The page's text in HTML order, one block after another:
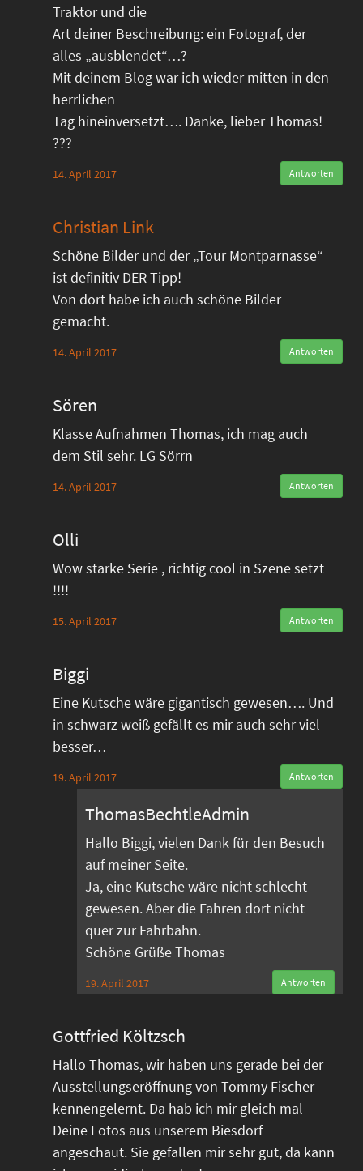
Traktor und die
Art deiner Beschreibung: ein Fotograf, der
alles „ausblendet“…?
Mit deinem Blog war ich wieder mitten in den
herrlichen
Tag hineinversetzt…. Danke, lieber Thomas!
???
14. April 2017 Antworten
Christian Link
Schöne Bilder und der „Tour Montparnasse“
ist definitiv DER Tipp!
Von dort habe ich auch schöne Bilder
gemacht.
14. April 2017 Antworten
Sören
Klasse Aufnahmen Thomas, ich mag auch
dem Stil sehr. LG Sörrn
14. April 2017 Antworten
Olli
Wow starke Serie , richtig cool in Szene setzt
!!!!
15. April 2017 Antworten
Biggi
Eine Kutsche wäre gigantisch gewesen…. Und
in schwarz weiß gefällt es mir auch sehr viel
besser…
19. April 2017 Antworten
ThomasBechtleAdmin
Hallo Biggi, vielen Dank für den Besuch
auf meiner Seite.
Ja, eine Kutsche wäre nicht schlecht
gewesen. Aber die Fahren dort nicht
quer zur Fahrbahn.
Schöne Grüße Thomas
19. April 2017 Antworten
Gottfried Költzsch
Hallo Thomas, wir haben uns gerade bei der
Ausstellungseröffnung von Tommy Fischer
kennengelernt. Da hab ich mir gleich mal
Deine Fotos aus unserem Biesdorf
angeschaut. Sie gefallen mir sehr gut, da kann